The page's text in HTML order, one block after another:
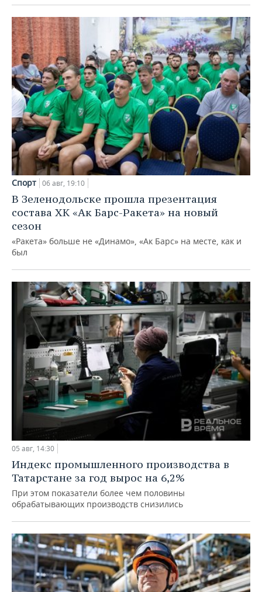
Спорт 06 авг, 19:10
В Зеленодольске прошла презентация
состава ХК «Ак Барс-Ракета» на новый
сезон
«Ракета» больше не «Динамо», «Ак Барс» на месте, как и
был
05 авг, 14:30
Индекс промышленного производства в
Татарстане за год вырос на 6,2%
При этом показатели более чем половины
обрабатывающих производств снизились